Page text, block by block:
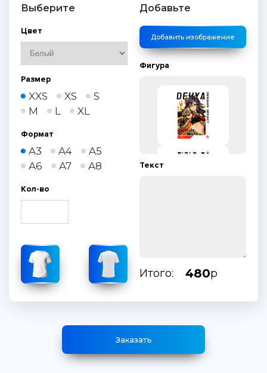
Выберите
Цвет
Размер
XXS XS
S
M
L XL
Формат
A3 A4
A5
A6
A7 A8
Кол-во
Добавьте
Добавить изображение
Фигура
Текст
Итого: 480р